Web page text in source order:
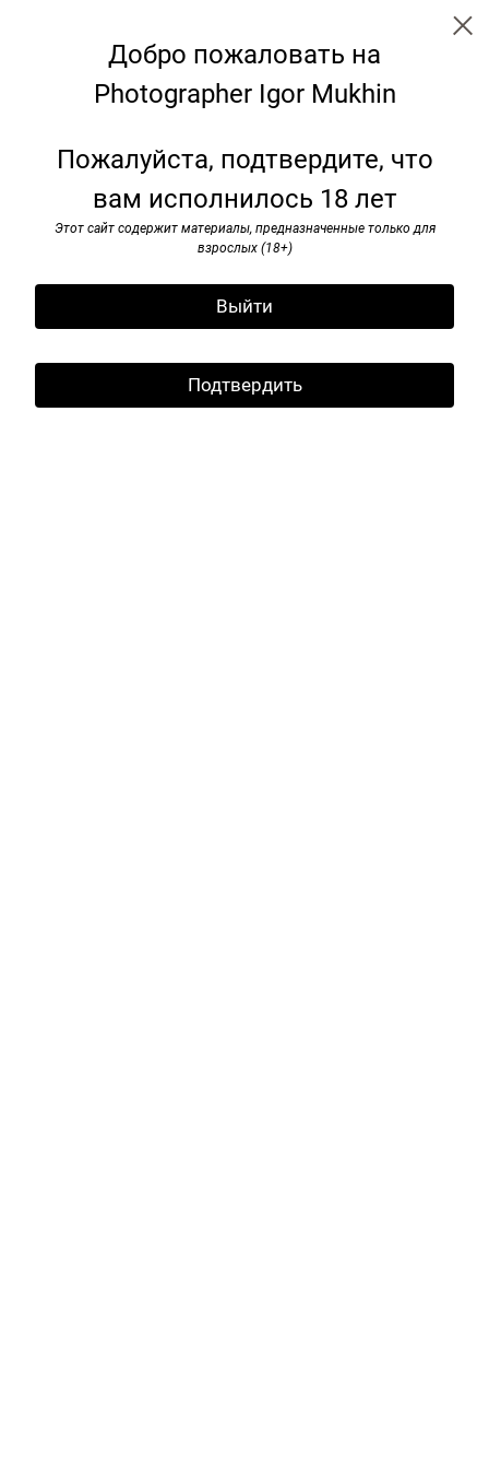
Добро пожаловать на
Photographer Igor Mukhin
Пожалуйста, подтвердите, что
вам исполнилось 18 лет
Этот сайт содержит материалы, предназначенные только для
взрослых (18+)
Выйти
Подтвердить
Garden